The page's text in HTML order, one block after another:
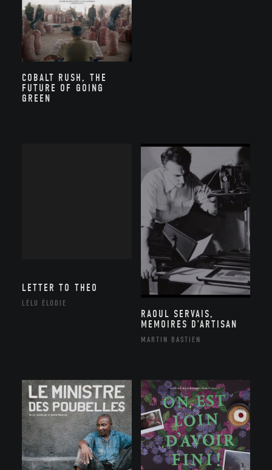
COBALT RUSH, THE
FUTURE OF GOING
GREEN
LETTER TO THEO
LÉLU ÉLODIE
RAOUL SERVAIS,
MEMOIRES D’ARTISAN
MARTIN BASTIEN